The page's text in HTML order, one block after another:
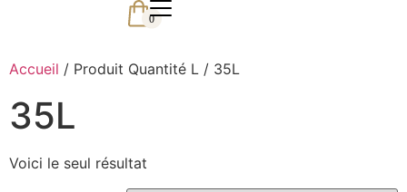
0
Accueil / Produit Quantité L / 35L
35L
Voici le seul résultat